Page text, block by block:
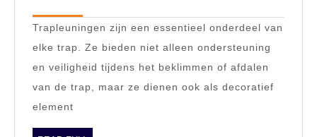
Trapleuningen zijn een essentieel onderdeel van
elke trap. Ze bieden niet alleen ondersteuning
en veiligheid tijdens het beklimmen of afdalen
van de trap, maar ze dienen ook als decoratief
element